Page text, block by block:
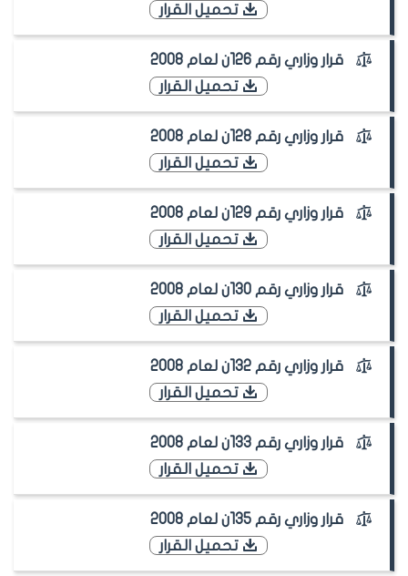
تحميل القرار
قرار وزاري رقم 126ن لعام 2008
تحميل القرار
قرار وزاري رقم 128ن لعام 2008
تحميل القرار
قرار وزاري رقم 129ن لعام 2008
تحميل القرار
قرار وزاري رقم 130ن لعام 2008
تحميل القرار
قرار وزاري رقم 132ن لعام 2008
تحميل القرار
قرار وزاري رقم 133ن لعام 2008
تحميل القرار
قرار وزاري رقم 135ن لعام 2008
تحميل القرار